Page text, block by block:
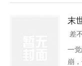
末
差
一
崩